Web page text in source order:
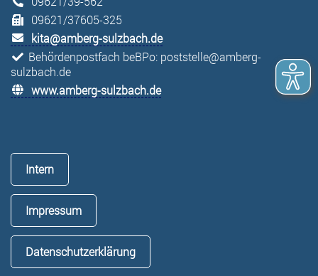
09621/37605-325
kita@amberg-sulzbach.de
Behördenpostfach beBPo: poststelle@amberg-
sulzbach.de
www.amberg-sulzbach.de
Intern
Impressum
Datenschutzerklärung